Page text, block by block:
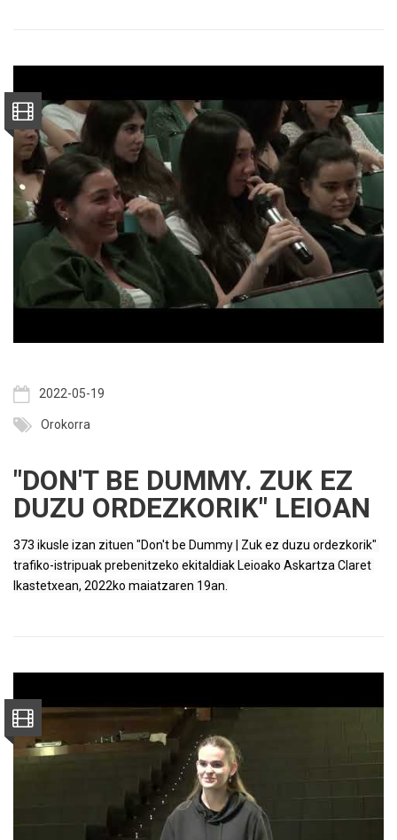
2022-05-19
Orokorra
"DON'T BE DUMMY. ZUK EZ
DUZU ORDEZKORIK" LEIOAN
373 ikusle izan zituen "Don't be Dummy | Zuk ez duzu ordezkorik"
trafiko-istripuak prebenitzeko ekitaldiak Leioako Askartza Claret
Ikastetxean, 2022ko maiatzaren 19an.